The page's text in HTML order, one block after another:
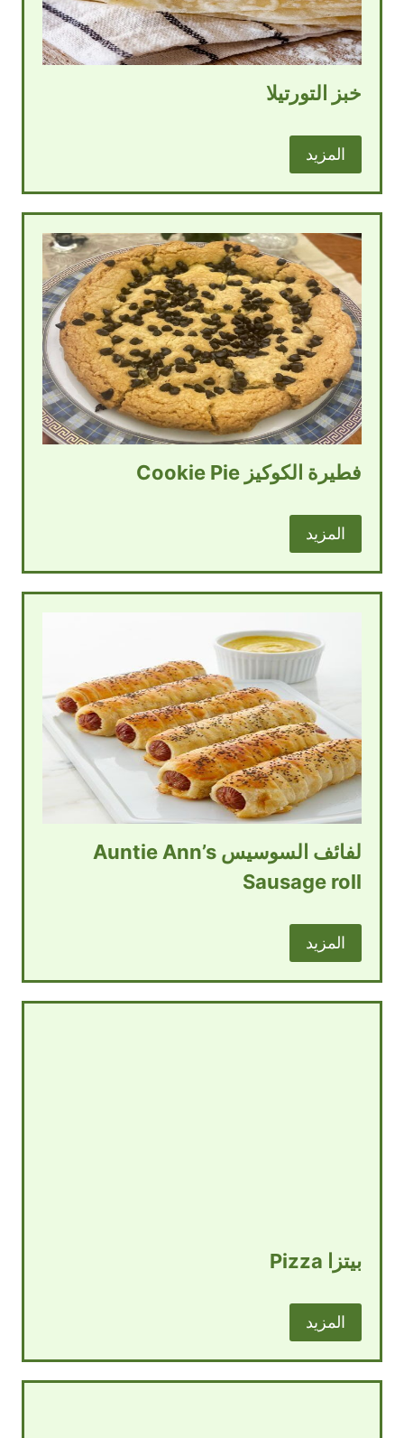
خبز التورتيلا
المزيد
فطيرة الكوكيز Cookie Pie
المزيد
لفائف السوسيس Auntie Ann’s
Sausage roll
المزيد
بيتزا Pizza
المزيد